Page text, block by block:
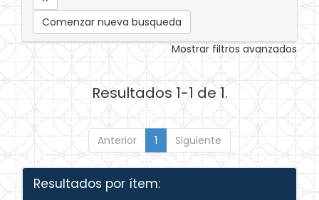
Comenzar nueva busqueda
Mostrar filtros avanzados
Resultados 1-1 de 1.
Anterior 1 Siguiente
Resultados por ítem: